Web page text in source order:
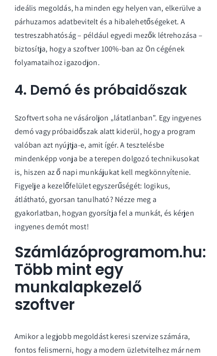
ideális megoldás, ha minden egy helyen van, elkerülve a
párhuzamos adatbevitelt és a hibalehetőségeket. A
testreszabhatóság – például egyedi mezők létrehozása –
biztosítja, hogy a szoftver 100%-ban az Ön cégének
folyamataihoz igazodjon.
4. Demó és próbaidőszak
Szoftvert soha ne vásároljon „látatlanban”. Egy ingyenes
demó vagy próbaidőszak alatt kiderül, hogy a program
valóban azt nyújtja-e, amit ígér. A tesztelésbe
mindenképp vonja be a terepen dolgozó technikusokat
is, hiszen az ő napi munkájukat kell megkönnyítenie.
Figyelje a kezelőfelület egyszerűségét: logikus,
átlátható, gyorsan tanulható? Nézze meg a
gyakorlatban, hogyan gyorsítja fel a munkát, és kérjen
ingyenes demót most!
Számlázóprogramom.hu:
Több mint egy
munkalapkezelő
szoftver
Amikor a legjobb megoldást keresi szervize számára,
fontos felismerni, hogy a modern üzletvitelhez már nem